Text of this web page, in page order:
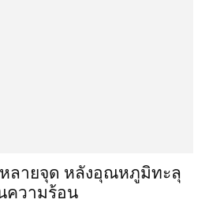
ลายจุด หลังอุณหภูมิทะลุ
ความร้อน